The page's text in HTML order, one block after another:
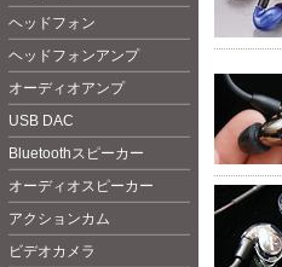
ヘッドフォン
ヘッドフォンアンプ
オーディオアンプ
USB DAC
Bluetoothスピーカー
オーディオスピーカー
アクションカム
ビデオカメラ